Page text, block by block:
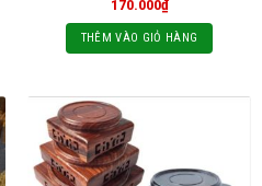
170.000₫
THÊM VÀO GIỎ HÀNG